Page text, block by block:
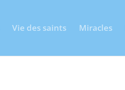
Vie des saints Miracles